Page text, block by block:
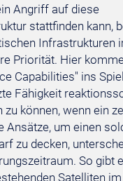
Angriff auf diese
stattfinden kann,
Infrastrukturen
Priorität. Hier
Capabilities" ins
Fähigkeit
zu können, wenn ein
Ansätze, um einen
zu decken,
So gibt
Satelliten